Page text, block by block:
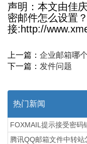
声明：本文由佳
密邮件怎么设置
接:http://
上一篇： 企业邮箱哪
下一篇： 发件问题
热门新闻
FOXMAIL提示接受密码
腾讯QQ邮箱文件中转站